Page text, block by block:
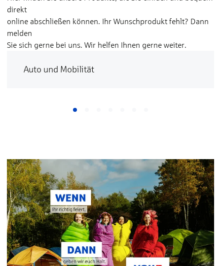
direkt
online abschließen können. Ihr Wunschprodukt fehlt? Dann
melden
Sie sich gerne bei uns. Wir helfen Ihnen gerne weiter.
Auto und Mobilität